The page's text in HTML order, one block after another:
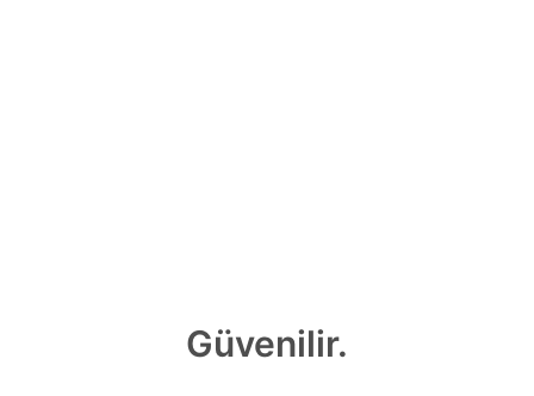
Güvenilir.